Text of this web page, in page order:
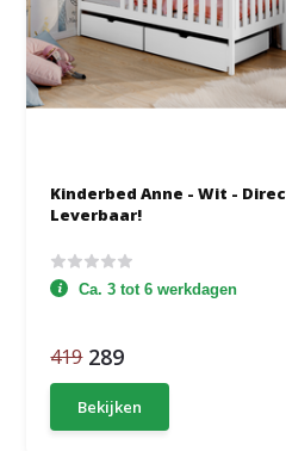
Kinderbed Anne - Wit -
Leverbaar!
Ca. 3 tot 6 werkdagen
419 289
Bekijken